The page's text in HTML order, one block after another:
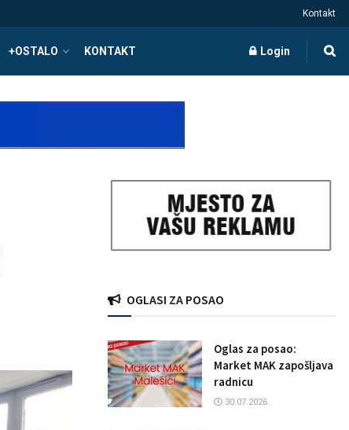
Kontakt
+OSTALO KONTAKT Login
OGLASI ZA POSAO
Oglas za posao:
Market MAK zapošljava
radnicu
30.07.2026.